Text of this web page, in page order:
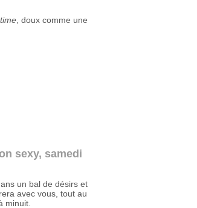
, doux comme une
sexy, samedi
un bal de désirs et
avec vous, tout au
minuit.